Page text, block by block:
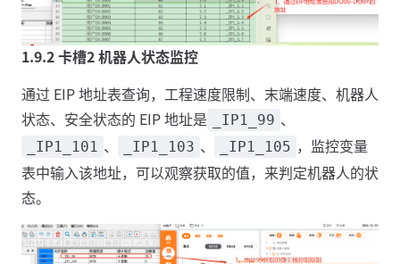
1.9.2 卡槽2 机器人状态监控
通过 EIP 地址表查询，工程速度限制、末端速度、机器人
状态、安全状态的 EIP 地址是
_IP1_99 、
_IP1_101 、 _IP1_103 、 _IP1_105 ，监控变量
表中输入该地址，可以观察获取的值，来判定机器人的状
态。